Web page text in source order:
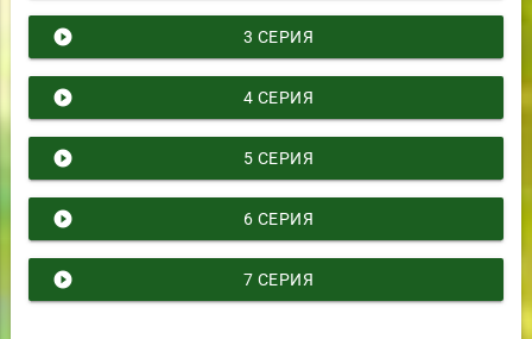
play_circle_filled 3 СЕРИЯ
play_circle_filled 4 СЕРИЯ
play_circle_filled 5 СЕРИЯ
play_circle_filled 6 СЕРИЯ
play_circle_filled 7 СЕРИЯ